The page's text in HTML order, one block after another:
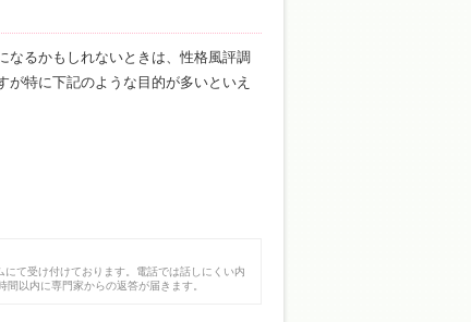
なるかもしれないときは、性格風評調
特に下記のような目的が多いといえ
て受け付けております。電話では話しにくい内
以内に専門家からの返答が届きます。